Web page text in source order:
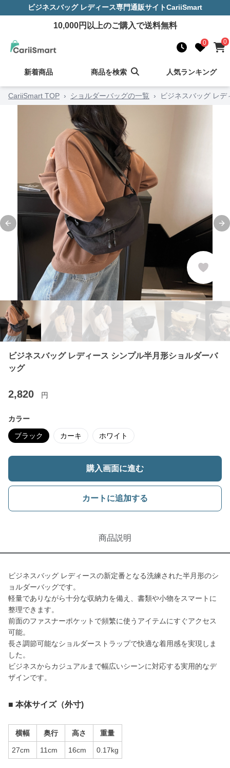
ビジネスバッグ レディース専門通販サイトCariiSmart
10,000円以上のご購入で送料無料
0 0
新着商品 商品を検索 人気ランキング
CariiSmart TOP › ショルダーバッグの一覧 › ビジネスバッグ レ
Previous slide
ビジネスバッグ レディース シンプル半月形ショルダーバ
ッグ
2,820 円
カラー
ブラック カーキ ホワイト
購入画面に進む
カートに追加する
商品説明
ビジネスバッグ レディースの新定番となる洗練された半月形のシ
ョルダーバッグです。
軽量でありながら十分な収納力を備え、書類や小物をスマートに
整理できます。
前面のファスナーポケットで頻繁に使うアイテムにすぐアクセス
可能。
長さ調節可能なショルダーストラップで快適な着用感を実現しま
した。
ビジネスからカジュアルまで幅広いシーンに対応する実用的なデ
ザインです。
■ 本体サイズ（外寸)
横幅 奥行 高さ 重量
27cm 11cm 16cm 0.17kg